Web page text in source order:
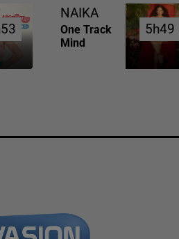
NAIKA
One Track
Mind
5h49
5h49